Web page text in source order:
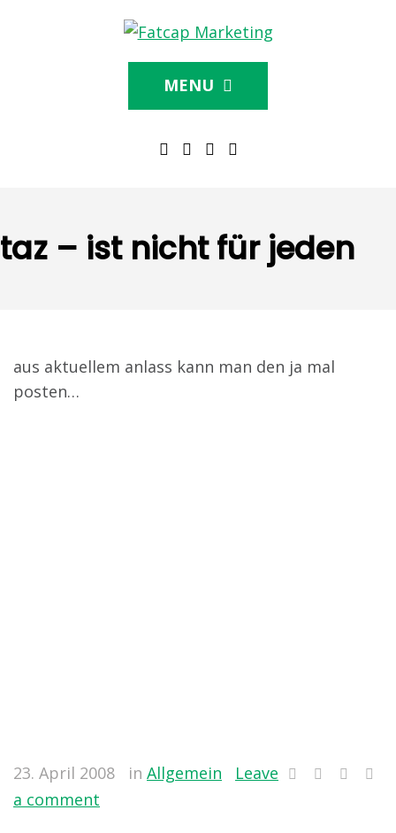
MENU
taz – ist nicht für jeden
aus aktuellem anlass kann man den ja mal
posten…
23. April 2008 in Allgemein
Leave
a comment